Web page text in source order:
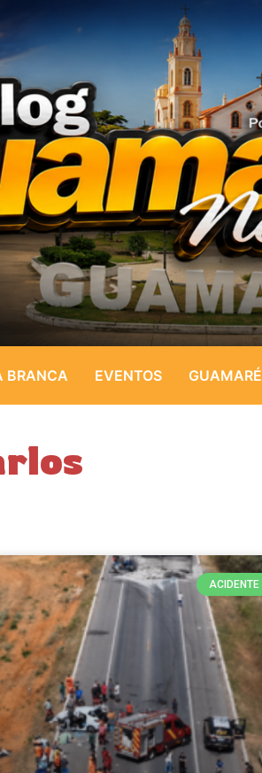
BRANCA EVENTOS GUAMARÉ
ACIDENTE